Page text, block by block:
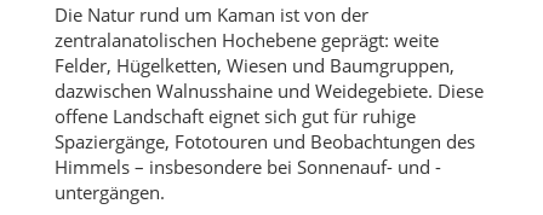
Die Natur rund um Kaman ist von der
zentralanatolischen Hochebene geprägt: weite
Felder, Hügelketten, Wiesen und Baumgruppen,
dazwischen Walnusshaine und Weidegebiete. Diese
offene Landschaft eignet sich gut für ruhige
Spaziergänge, Fototouren und Beobachtungen des
Himmels – insbesondere bei Sonnenauf- und -
untergängen.